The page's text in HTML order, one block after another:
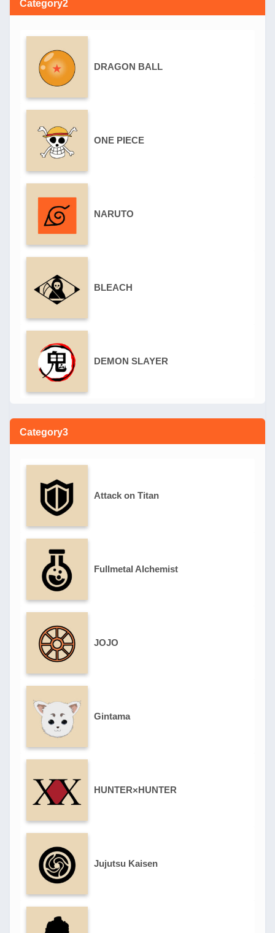
Category2
DRAGON BALL
ONE PIECE
NARUTO
BLEACH
DEMON SLAYER
Category3
Attack on Titan
Fullmetal Alchemist
JOJO
Gintama
HUNTER×HUNTER
Jujutsu Kaisen